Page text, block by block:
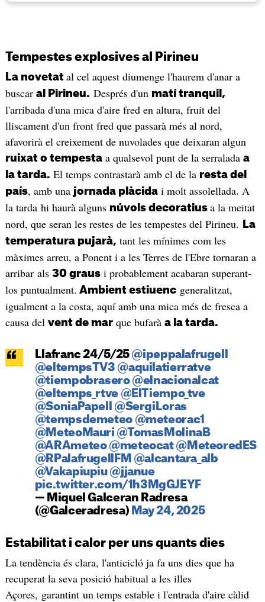
Tempestes explosives al Pirineu
La novetat al cel aquest diumenge l'haurem d'anar a
buscar al Pirineu. Després d'un matí tranquil,
l'arribada d'una mica d'aire fred en altura, fruit del
lliscament d'un front fred que passarà més al nord,
afavorirà el creixement de nuvolades que deixaran algun
ruixat o tempestaa qualsevol punt de la serralada a
la tarda. El temps contrastarà amb el de la resta del
país, amb una jornada plàcidai molt assolellada. A
la tarda hi haurà alguns núvols decoratius a la meitat
nord, que seran les restes de les tempestes del Pirineu.
La
temperatura pujarà, tant les mínimes com les
màximes arreu, a Ponent i a les Terres de l'Ebre tornaran a
arribar als 30 grausi probablement acabaran superant-
los puntualment. Ambient estiuencgeneralitzat,
igualment a la costa, aquí amb una mica més de fresca a
causa del vent de marque bufarà a la tarda.
Llafranc 24/5/25 @ipeppalafrugell
@eltempsTV3 @aquilatierratve
@tiempobrasero @elnacionalcat
@eltemps_rtve @ElTiempo_tve
@SoniaPapell
@SergiLoras
@tempsdemeteo @meteorac1
@MeteoMauri @TomasMolinaB
@ARAmeteo @meteocat @MeteoredES
@RPalafrugellFM @alcantara_alb
@Vakapiupiu @jjanue
pic.twitter.com/1h3MgGJEYF
— Miquel Galceran Radresa
(@Galceradresa) May 24, 2025
Estabilitat i calor per uns quants dies
La tendència és clara, l'anticicló ja fa uns dies que ha
recuperat la seva posició habitual a les illes
Açores, garantint un temps estable i l'entrada d'aire càlid